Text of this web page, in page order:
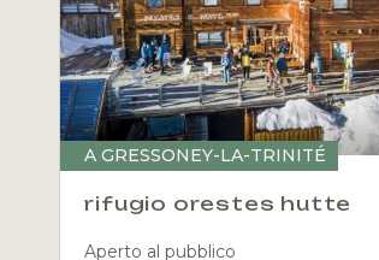
A GRESSONEY-LA-TRINITÉ
rifugio orestes hutte
Aperto al pubblico